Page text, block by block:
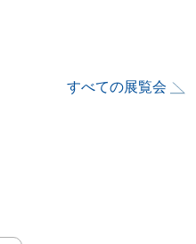
すべての展覧会